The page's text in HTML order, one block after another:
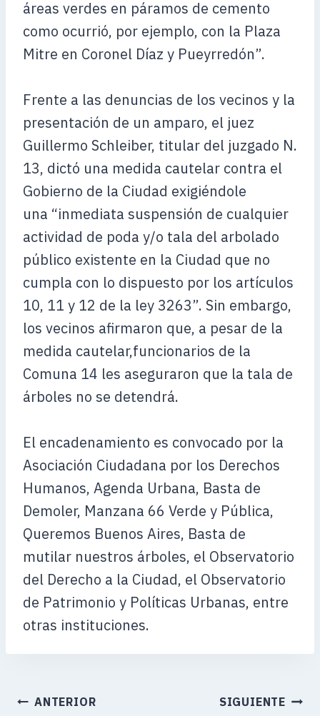
áreas verdes en páramos de cemento
como ocurrió, por ejemplo, con la Plaza
Mitre en Coronel Díaz y Pueyrredón”.
Frente a las denuncias de los vecinos y la
presentación de un amparo, el juez
Guillermo Schleiber, titular del juzgado N.
13, dictó una medida cautelar contra el
Gobierno de la Ciudad exigiéndole
una “inmediata suspensión de cualquier
actividad de poda y/o tala del arbolado
público existente en la Ciudad que no
cumpla con lo dispuesto por los artículos
10, 11 y 12 de la ley 3263”. Sin embargo,
los vecinos afirmaron que, a pesar de la
medida cautelar,funcionarios de la
Comuna 14 les aseguraron que la tala de
árboles no se detendrá.
El encadenamiento es convocado por la
Asociación Ciudadana por los Derechos
Humanos, Agenda Urbana, Basta de
Demoler, Manzana 66 Verde y Pública,
Queremos Buenos Aires, Basta de
mutilar nuestros árboles, el Observatorio
del Derecho a la Ciudad, el Observatorio
de Patrimonio y Políticas Urbanas, entre
otras instituciones.
ANTERIOR SIGUIENTE